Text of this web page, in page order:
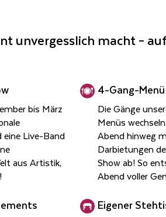
unvergesslich macht –
bis März
Live-Band
aus Artistik,
4-Gang-Menü
Die Gänge
Menüs
Abend hinweg
Darbietungen
Show ab! So
Abend voller
Ei­ge­ner